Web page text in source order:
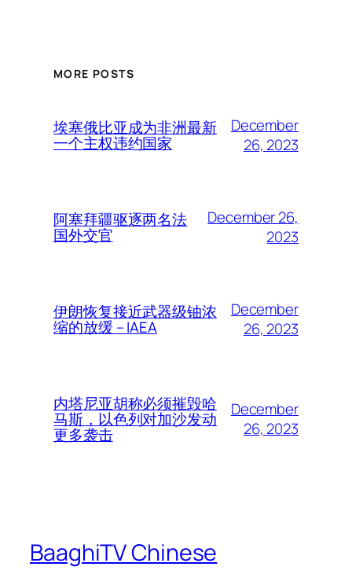
MORE POSTS
埃塞俄比亚成为非洲最新
一个主权违约国家
December
26, 2023
阿塞拜疆驱逐两名法
国外交官
December 26,
2023
伊朗恢复接近武器级铀浓
缩的放缓 – IAEA
December
26, 2023
内塔尼亚胡称必须摧毁哈
马斯，以色列对加沙发动
更多袭击
December
26, 2023
BaaghiTV Chinese